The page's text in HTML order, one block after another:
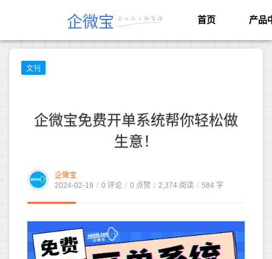
企微宝 首页 产品
文刊
企微宝免费开单系统帮你轻松做
生意！
企微宝
2024-02-19 / 0 评论 / 0 点赞 / 2,374 阅读 / 584 字